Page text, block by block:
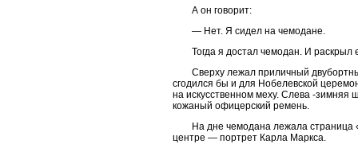
А он говорит:
— Нет. Я сидел на чемодане.
Тогда я достал чемодан. И раскрыл
Сверху лежал приличный
сгодился бы и для Нобелевской
на искусственном меху. Слева -
кожаный офицерский ремень.
На дне чемодана лежала страница
центре — портрет Карла Маркса.